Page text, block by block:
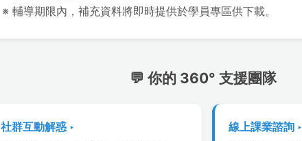
※ 輔導期限內，補充資料將即時提供於學員專區供下載。
💬 你的 360° 支援團隊
社群互動解惑 ‣
線上課業諮詢 ‣